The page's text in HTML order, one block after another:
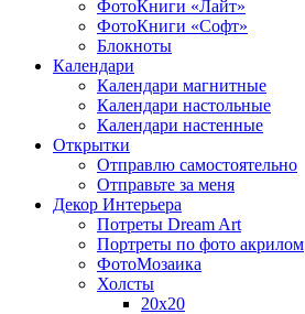
ФотоКниги «Лайт»
ФотоКниги «Софт»
Блокноты
Календари
Календари магнитные
Календари настольные
Календари настенные
Открытки
Отправлю самостоятельно
Отправьте за меня
Декор Интерьера
Потреты Dream Art
Портреты по фото акрилом
ФотоМозаика
Холсты
20х20